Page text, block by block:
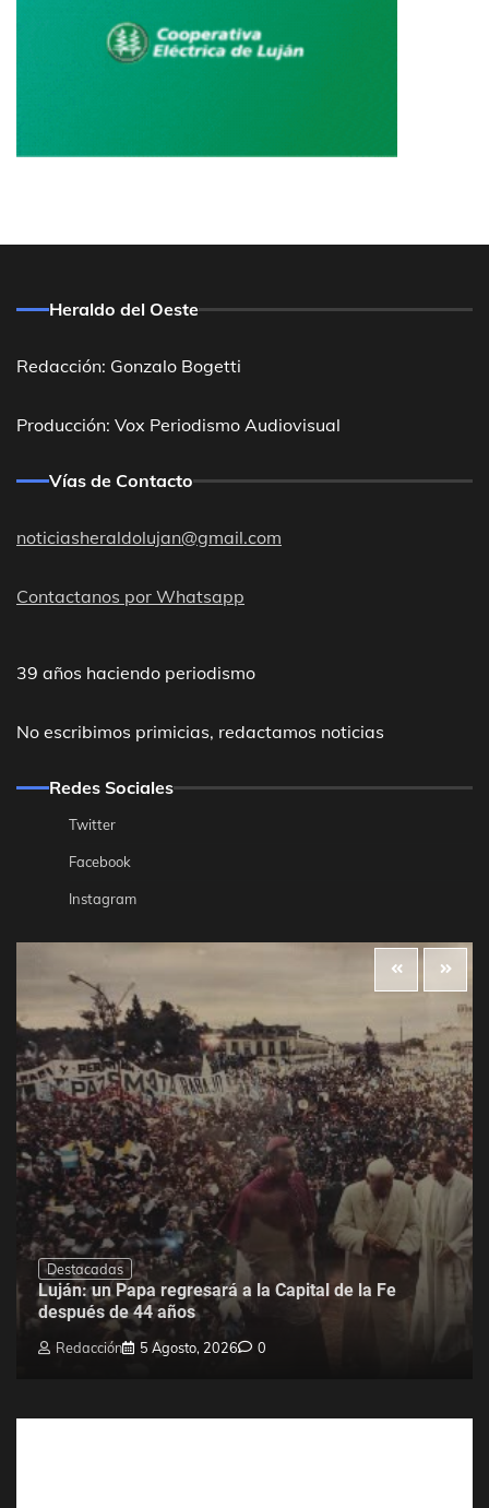
Heraldo del Oeste
Redacción: Gonzalo Bogetti
Producción: Vox Periodismo Audiovisual
Vías de Contacto
noticiasheraldolujan@gmail.com
Contactanos por Whatsapp
39 años haciendo periodismo
No escribimos primicias, redactamos noticias
Redes Sociales
Twitter
Facebook
Instagram
Destacadas
Luján: un Papa regresará a la Capital de la Fe
después de 44 años
Redacción 5 Agosto, 2026 0